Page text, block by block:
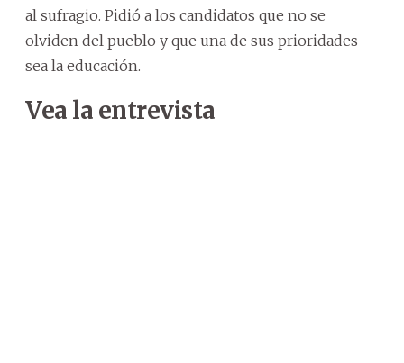
al sufragio. Pidió a los candidatos que no se
olviden del pueblo y que una de sus prioridades
sea la educación.
Vea la entrevista